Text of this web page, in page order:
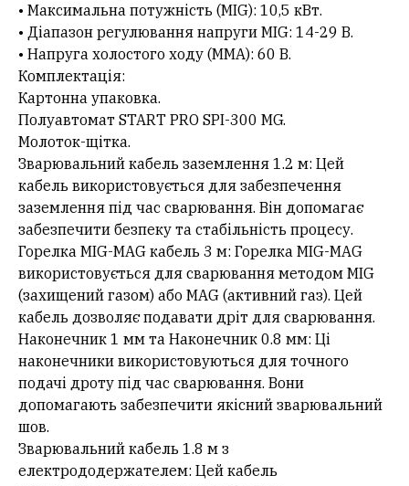
• Максимальна потужність (MIG): 10,5 кВт.
• Діапазон регулювання напруги MIG: 14-29 В.
• Напруга холостого ходу (MMA): 60 В.
Комплектація:
Картонна упаковка.
Полуавтомат START PRO SPI-300 MG.
Молоток-щітка.
Зварювальний кабель заземлення 1.2 м: Цей
кабель використовується для забезпечення
заземлення під час сварювання. Він допомагає
забезпечити безпеку та стабільність процесу.
Горелка MIG-MAG кабель 3 м: Горелка MIG-MAG
використовується для сварювання методом MIG
(захищений газом) або MAG (активний газ). Цей
кабель дозволяє подавати дріт для сварювання.
Наконечник 1 мм та Наконечник 0.8 мм: Ці
наконечники використовуються для точного
подачі дроту під час сварювання. Вони
допомагають забезпечити якісний зварювальний
шов.
Зварювальний кабель 1.8 м з
електрододержателем: Цей кабель